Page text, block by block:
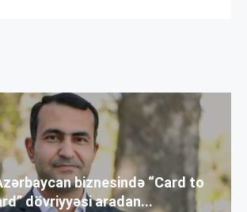
biznesində “Card to
dövriyyəsi aradan...